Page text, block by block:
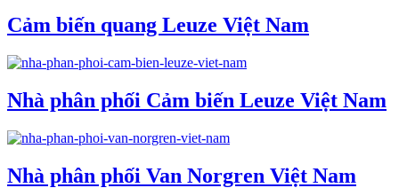
Cảm biến quang Leuze Việt Nam
Nhà phân phối Cảm biến Leuze Việt Nam
Nhà phân phối Van Norgren Việt Nam